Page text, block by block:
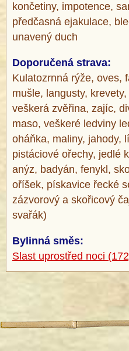
končetiny, impotence,
předčasná ejakulace,
unavený duch
Doporučená strava:
Kulatozrnná rýže, oves,
mušle, langusty,
veškerá zvěřina, zajíc,
maso, veškeré ledviny
oháňka, maliny, jahody,
pistáciové ořechy, jedlé
anýz, badyán, fenykl,
oříšek, pískavice řecké
zázvorový a skořicový
svařák)
Bylinná směs:
Slast uprostřed noci